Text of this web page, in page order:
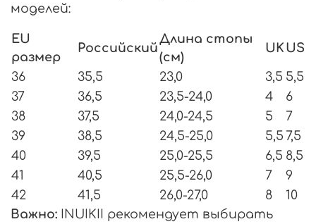
моделей:
EU
размер
Российский
Длина стопы
(см)
UK US
36 35,5 23,0 3,5 5,5
37
36,5 23,5-24,0 4
6
38
37,5 24,0-24,5 5
7
39
38,5 24,5-25,0 5,5 7,5
40
39,5 25,0-25,5 6,5 8,5
41
40,5 25,5-26,0 7
9
42
41,5 26,0-27,0 8
10
Важно: INUIKII рекомендует выбирать